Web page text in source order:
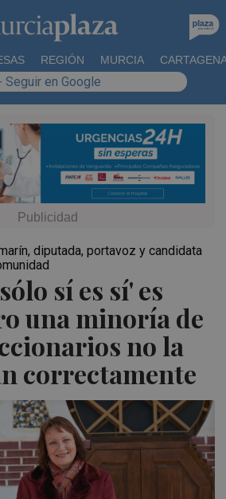
REGIÓN MURCIA
Seguir en Google
sí es sí' es
una minoría de
no la
correctamente
diputada, portavoz y candidata